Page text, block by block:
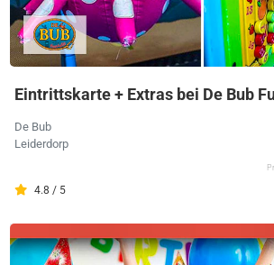
Eintrittskarte + Extras bei De Bub
De Bub
Leiderdorp
4.8 / 5